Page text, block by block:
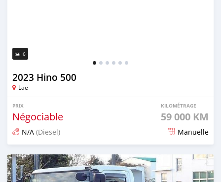
6
2023 Hino 500
Lae
PRIX
Négociable
KILOMÉTRAGE
59 000 KM
N/A (Diesel) Manuelle
Publié il y a 3 mois